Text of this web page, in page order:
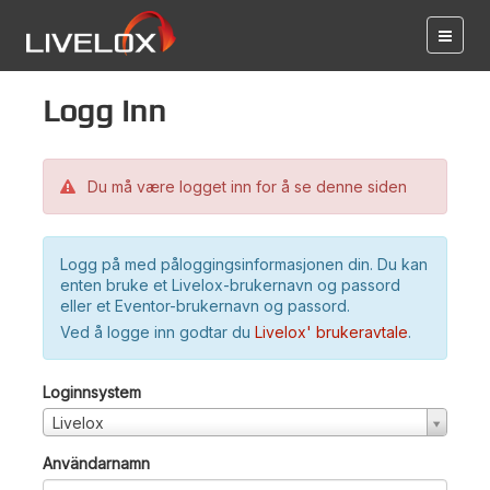
Logg inn
Du må være logget inn for å se denne siden
Logg på med påloggingsinformasjonen din. Du kan
enten bruke et Livelox-brukernavn og passord
eller et Eventor-brukernavn og passord.
Ved å logge inn godtar du Livelox' brukeravtale.
Loginnsystem
Livelox
Användarnamn